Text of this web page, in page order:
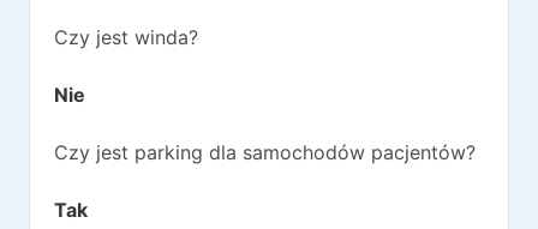
Czy jest winda?
Nie
Czy jest parking dla samochodów pacjentów?
Tak